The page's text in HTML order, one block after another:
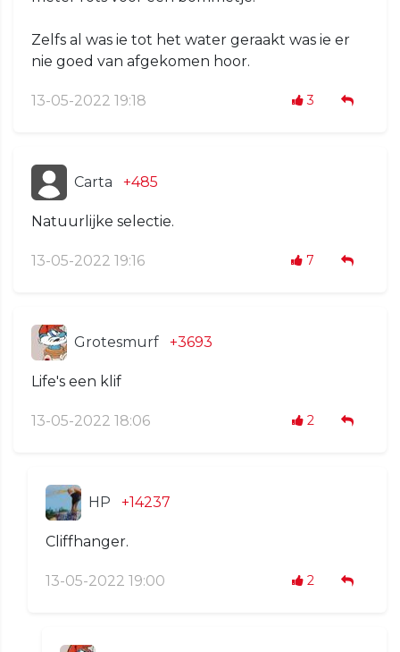
Zelfs al was ie tot het water geraakt was ie er
nie goed van afgekomen hoor.
13-05-2022 19:18 3
Carta +485
Natuurlijke selectie.
13-05-2022 19:16 7
Grotesmurf +3693
Life's een klif
13-05-2022 18:06 2
HP +14237
Cliffhanger.
13-05-2022 19:00 2